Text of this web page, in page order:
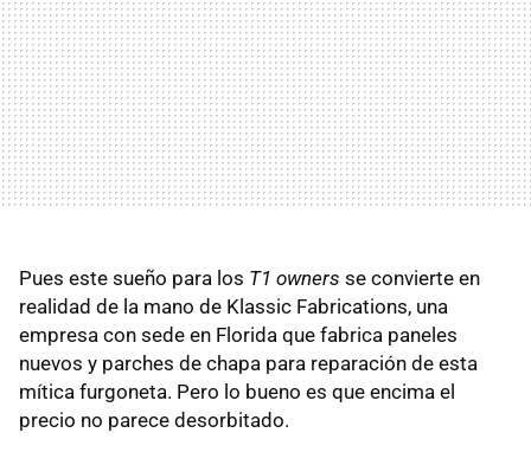
Pues este sueño para los T1 owners se convierte en
realidad de la mano de Klassic Fabrications, una
empresa con sede en Florida que fabrica paneles
nuevos y parches de chapa para reparación de esta
mítica furgoneta. Pero lo bueno es que encima el
precio no parece desorbitado.